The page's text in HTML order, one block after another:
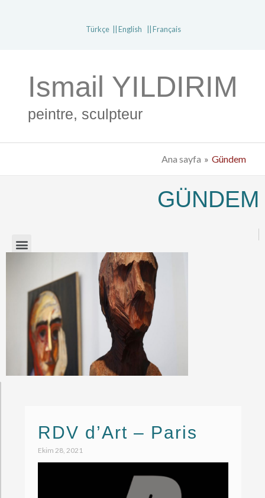
Türkçe English Français
Ismail YILDIRIM
peintre, sculpteur
Ana sayfa Gündem
GÜNDEM
RDV d’Art – Paris
Ekim 28, 2021